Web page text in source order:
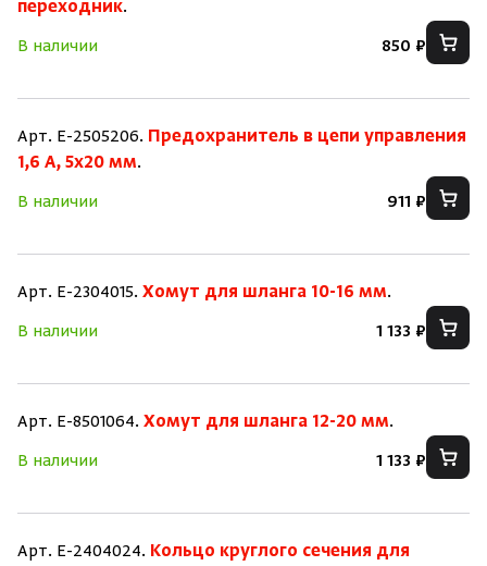
переходник.
В наличии
850 ₽
Арт. E-2505206. Предохранитель в цепи управления
1,6 A, 5x20 мм.
В наличии
911 ₽
Арт. E-2304015. Хомут для шланга 10-16 мм.
В наличии
1 133 ₽
Арт. E-8501064. Хомут для шланга 12-20 мм.
В наличии
1 133 ₽
Арт. E-2404024. Кольцо круглого сечения для